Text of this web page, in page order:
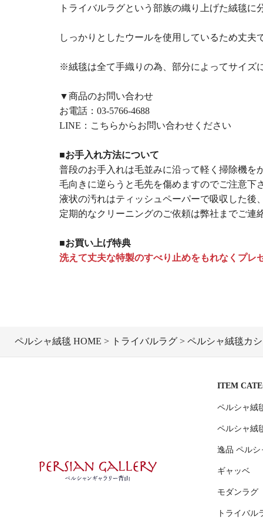
トライバルラグという部族の織り上げた絨毯
しっかりとしたウールを使用しているため丈
※絨毯は全て手織りの為、部分によってサイズ
▼商品のお問い合わせ
お電話： 03-5766-4688
LINE： こちらからお問い合わせください
■お手入れ方法について
普段のお手入れは毛並みに沿って軽く掃除機を
毛向きに逆らうと毛先を傷めますのでご注意下
液状の汚れはティッシュペーパーで吸収した後
定期的なクリーニングのご依頼は弊社までご連
■お買い上げ特典
洗えて丈夫な特製のすべり止めをもれなくプレ
ペルシャ絨毯 HOME トライバルラグ ペルシャ絨毯カ
ITEM
ペルシャ絨
ペルシャ絨
逸品 ペルシ
ギャッベ
モダンラグ
トライバル